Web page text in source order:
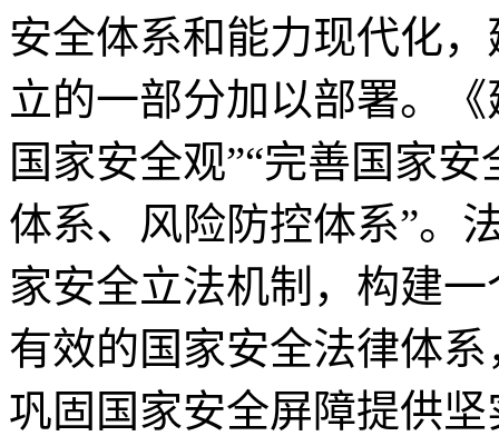
安全体系和能力现代化
立的一部分加以部署。
国家安全观”“完善国家
体系、风险防控体系”。
家安全立法机制，构建
有效的国家安全法律体
巩固国家安全屏障提供